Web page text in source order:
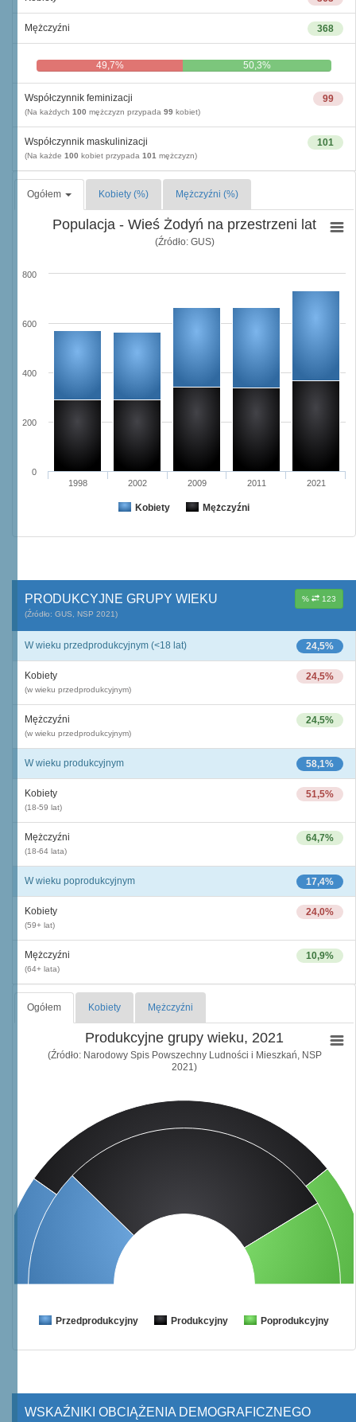
368
Mężczyźni
49,7% 50,3%
99
Współczynnik feminizacji
(Na każdych 100 mężczyzn przypada 99 kobiet)
101
Współczynnik maskulinizacji
(Na każde 100 kobiet przypada 101 mężczyzn)
Ogółem Kobiety (%) Mężczyźni (%)
Populacja - Wieś Żodyń na przestrzeni lat
(Źródło: GUS)
Kobiety Mężczyźni
1998 2002 2009 2011 2021
0
200
400
600
800
% 123
PRODUKCYJNE GRUPY WIEKU
(Źródło: GUS, NSP 2021)
24,5%
W wieku przedprodukcyjnym (<18 lat)
24,5%
Kobiety
(w wieku przedprodukcyjnym)
24,5%
Mężczyźni
(w wieku przedprodukcyjnym)
58,1%
W wieku produkcyjnym
51,5%
Kobiety
(18-59 lat)
64,7%
Mężczyźni
(18-64 lata)
17,4%
W wieku poprodukcyjnym
24,0%
Kobiety
(59+ lat)
10,9%
Mężczyźni
(64+ lata)
Ogółem Kobiety Mężczyźni
Produkcyjne grupy wieku, 2021
(Źródło: Narodowy Spis Powszechny Ludności i Mieszkań, NSP
2021)
Przedprodukcyjny Produkcyjny Poprodukcyjny
WSKAŹNIKI OBCIĄŻENIA DEMOGRAFICZNEGO